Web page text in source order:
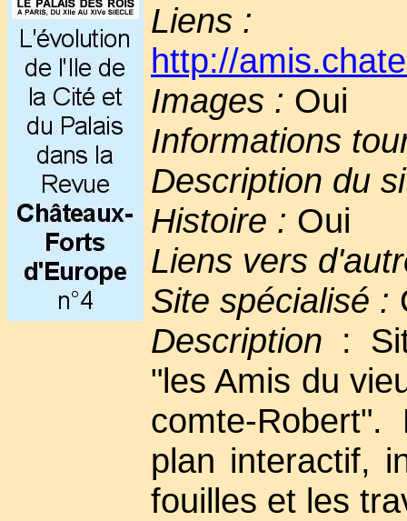
Liens :
http://
Images : Oui
Informations
Description du
Histoire : Oui
Liens vers
Site spécialisé :
Description :
"les Amis du
comte-Robert".
plan interactif,
fouilles et les